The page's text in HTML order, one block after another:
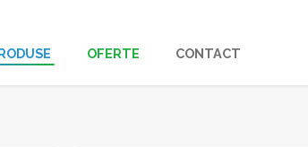
OFERTE CONTACT